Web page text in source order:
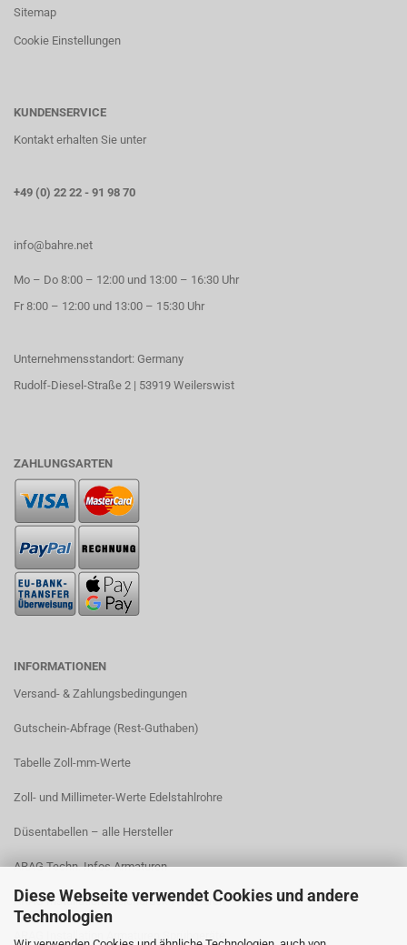
Diese Webseite verwendet Cookies und andere
Technologien
Sitemap
Cookie Einstellungen
KUNDENSERVICE
Kontakt erhalten Sie unter
+49 (0) 22 22 - 91 98 70
info@bahre.net
Mo – Do 8:00 – 12:00 und 13:00 – 16:30 Uhr
Fr 8:00 – 12:00 und 13:00 – 15:30 Uhr
Unternehmensstandort: Germany
Rudolf-Diesel-Straße 2 | 53919 Weilerswist
ZAHLUNGSARTEN
INFORMATIONEN
Versand- & Zahlungsbedingungen​
Gutschein-Abfrage (Rest-Guthaben)
Tabelle Zoll-mm-Werte
Zoll- und Millimeter-Werte Edelstahlrohre
Düsentabellen – alle Hersteller
ARAG Techn. Infos Armaturen
ARAG Installation Gleichdruck-Armaturen
ARAG Installation Armaturen Sprühgeräte